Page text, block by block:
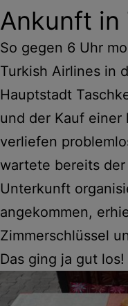
Ankunft in
So gegen 6 Uhr
Turkish Airlines in
Hauptstadt
und der Kauf einer
verliefen
wartete bereits
Unterkunft
angekommen,
Zimmerschlüssel
Das ging ja gut los!